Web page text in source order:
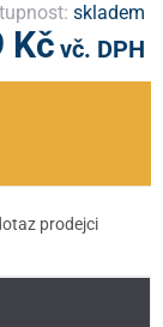
skladem
Kč vč. DPH
prodejci